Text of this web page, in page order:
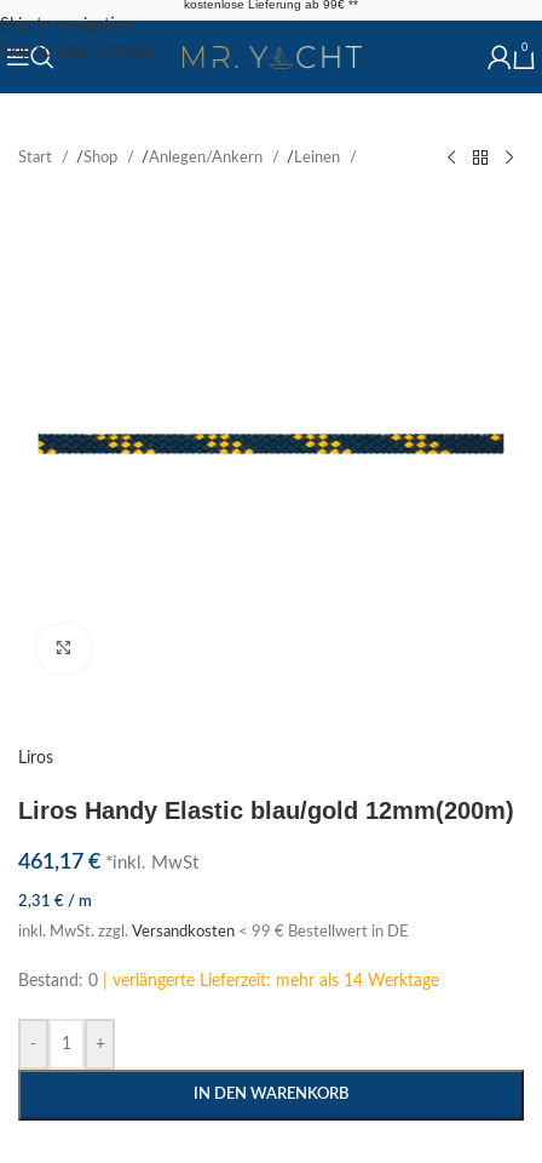
Skip to navigation
Skip to main content
kostenlose Lieferung ab 99€ **
0
Start /Shop /Anlegen/Ankern / Leinen
Liros
Liros Handy Elastic blau/gold 12mm(200m)
461,17 € *inkl. MwSt
2,31 € / m
inkl. MwSt. zzgl. Versandkosten < 99 € Bestellwert in DE
Bestand: 0 | verlängerte Lieferzeit: mehr als 14 Werktage
- +
IN DEN WARENKORB